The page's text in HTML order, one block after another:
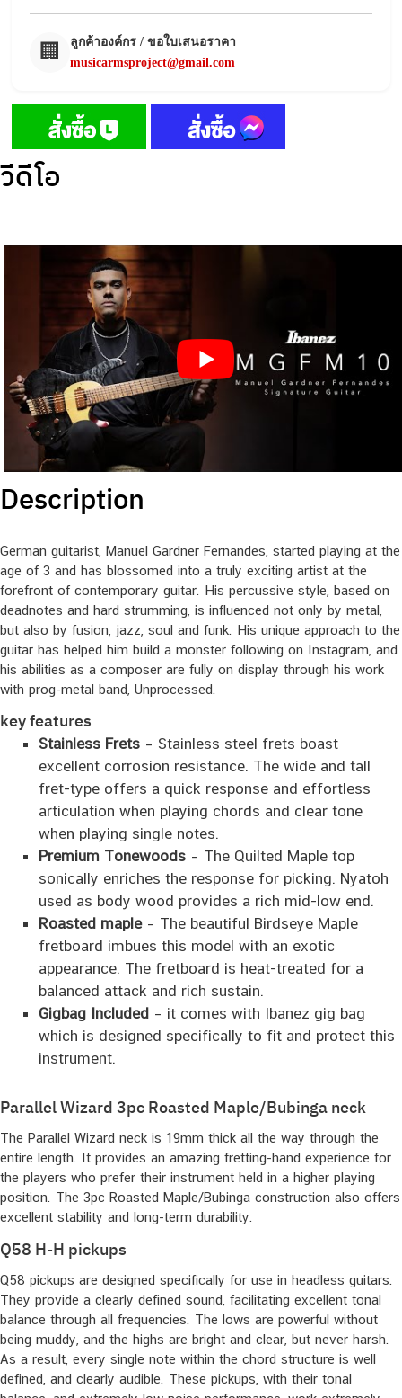
🏢
ลูกค้าองค์กร / ขอใบเสนอราคา
musicarmsproject@gmail.com
วีดีโอ
Description
German guitarist, Manuel Gardner Fernandes, started playing at the
age of 3 and has blossomed into a truly exciting artist at the
forefront of contemporary guitar. His percussive style, based on
deadnotes and hard strumming, is influenced not only by metal,
but also by fusion, jazz, soul and funk. His unique approach to the
guitar has helped him build a monster following on Instagram, and
his abilities as a composer are fully on display through his work
with prog-metal band, Unprocessed.
key features
Stainless Frets– Stainless steel frets boast
excellent corrosion resistance. The wide and tall
fret-type offers a quick response and effortless
articulation when playing chords and clear tone
when playing single notes.
Premium Tonewoods– The Quilted Maple top
sonically enriches the response for picking. Nyatoh
used as body wood provides a rich mid-low end.
Roasted maple– The beautiful Birdseye Maple
fretboard imbues this model with an exotic
appearance. The fretboard is heat-treated for a
balanced attack and rich sustain.
Gigbag Included – it comes with Ibanez gig bag
which is designed specifically to fit and protect this
instrument.
Parallel Wizard 3pc Roasted Maple/Bubinga neck
The Parallel Wizard neck is 19mm thick all the way through the
entire length. It provides an amazing fretting-hand experience for
the players who prefer their instrument held in a higher playing
position. The 3pc Roasted Maple/Bubinga construction also offers
excellent stability and long-term durability.
Q58 H-H pickups
Q58 pickups are designed specifically for use in headless guitars.
They provide a clearly defined sound, facilitating excellent tonal
balance through all frequencies. The lows are powerful without
being muddy, and the highs are bright and clear, but never harsh.
As a result, every single note within the chord structure is well
defined, and clearly audible. These pickups, with their tonal